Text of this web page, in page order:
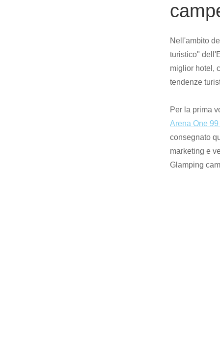
Nell'ambito
turistico"
miglior hotel,
tendenze
Per la prima
Arena One
consegnato
marketing e
Glamping